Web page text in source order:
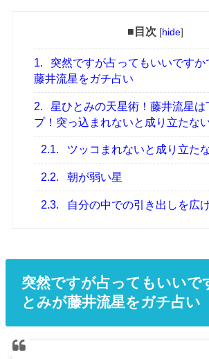
■目次 [hide]
1.
突然ですが占ってもいいです
藤井流星をガチ占い
2.
星ひとみの天星術！藤井流星は
プ！突っ込まれないと成り立たな
2.1. ツッコまれないと成り立た
2.2. 朝が弱い星
2.3. 自分の中での引き出しを広
突然ですが占ってもいいで
とみが藤井流星をガチ占い